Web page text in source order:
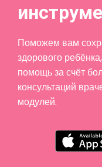
Поможем вам
здорового
помощь за счёт
консультаций
модулей.